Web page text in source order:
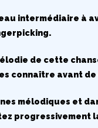
intermédiaire à
de cette
connaître avant de
mélodiques et
progressivement